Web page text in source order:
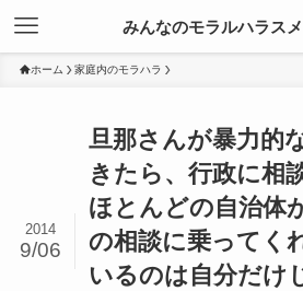
みんなのモラルハラス
ホーム 家庭内のモラハラ
旦那さんが暴力的
きたら、行政に相
ほとんどの自治体
の相談に乗ってく
いるのは自分だけ
2014
9/06